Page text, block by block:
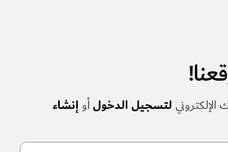
الإلكترونيلتسجيل الدخولأوإنشاء